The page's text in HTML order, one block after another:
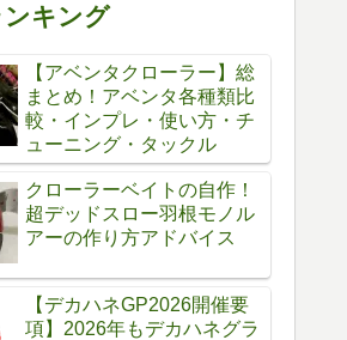
ンキング
【アベンタクローラー】総
まとめ！アベンタ各種類比
較・インプレ・使い方・チ
ューニング・タックル
クローラーベイトの自作！
超デッドスロー羽根モノル
アーの作り方アドバイス
【デカハネGP2026開催要
項】2026年もデカハネグラ